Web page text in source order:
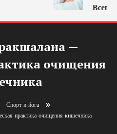
Всегда
—
очищения
Спорт и йога
практика очищения кишечника